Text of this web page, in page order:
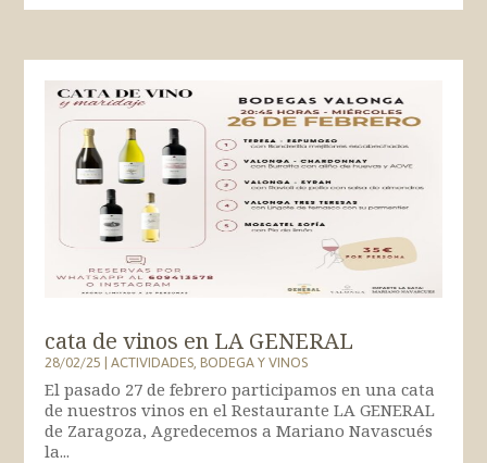
cata de vinos en LA GENERAL
28/02/25|ACTIVIDADES,BODEGA Y VINOS
El pasado 27 de febrero participamos en una cata
de nuestros vinos en el Restaurante LA GENERAL
de Zaragoza, Agredecemos a Mariano Navascués
la...